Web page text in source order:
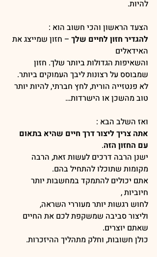
להיות.
הצעד הראשון והכי חשוב הוא :
להגדיר חזון לחיים שלך – חזון שמייצג את
האידאלים
והשאיפות הגדולות ביותר שלך. חזון
שמבוסס על רצונות ליבך העמוקים ביותר.
לא פנטזייה הורית, לחץ חברתי, להיות יותר
טוב מהשכן או הישרדות…
ואז השלב הבא :
אתה צריך ליצור דרך חיים שהיא בתאום
עם החזון הזה.
ישנן הרבה דרכים לעשות זאת, הרבה
מקומות שתוכלו להתחיל בהם.
אתם יכולים להתמקד במחשבות יותר
חיוביות ,
לחוש רגשות יותר מעוררי השראה,
וליצור סביבה שמשקפת לכם את החיים
שאתם יוצרים.
כולן חשובות, וחלק מתהליך ההיזכרות.